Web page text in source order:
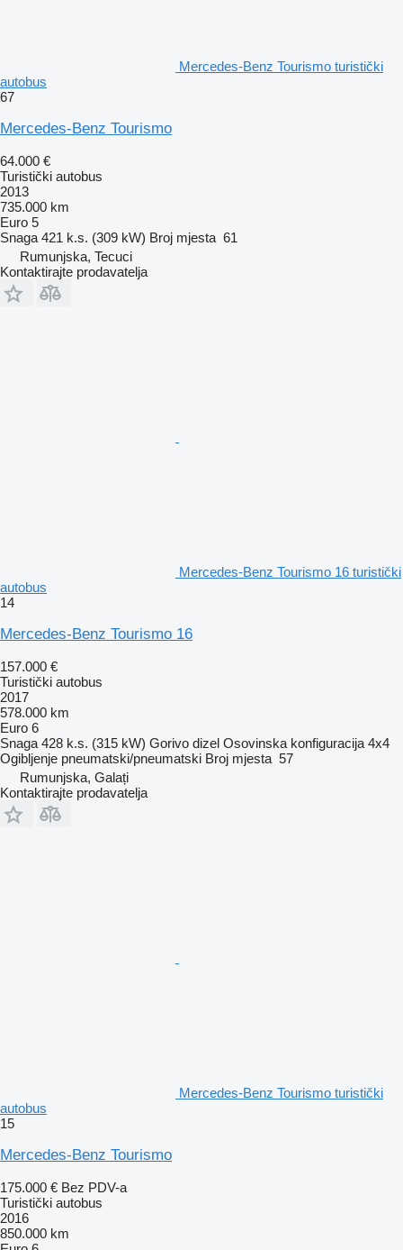
Mercedes-Benz Tourismo turistički
autobus
67
Mercedes-Benz Tourismo
64.000 €
Turistički autobus
2013
735.000 km
Euro 5
Snaga 421 k.s. (309 kW) Broj mjesta 61
Rumunjska, Tecuci
Kontaktirajte prodavatelja
Mercedes-Benz Tourismo 16 turistički
autobus
14
Mercedes-Benz Tourismo 16
157.000 €
Turistički autobus
2017
578.000 km
Euro 6
Snaga 428 k.s. (315 kW) Gorivo dizel Osovinska konfiguracija 4x4
Ogibljenje pneumatski/pneumatski Broj mjesta 57
Rumunjska, Galați
Kontaktirajte prodavatelja
Mercedes-Benz Tourismo turistički
autobus
15
Mercedes-Benz Tourismo
175.000 € Bez PDV-a
Turistički autobus
2016
850.000 km